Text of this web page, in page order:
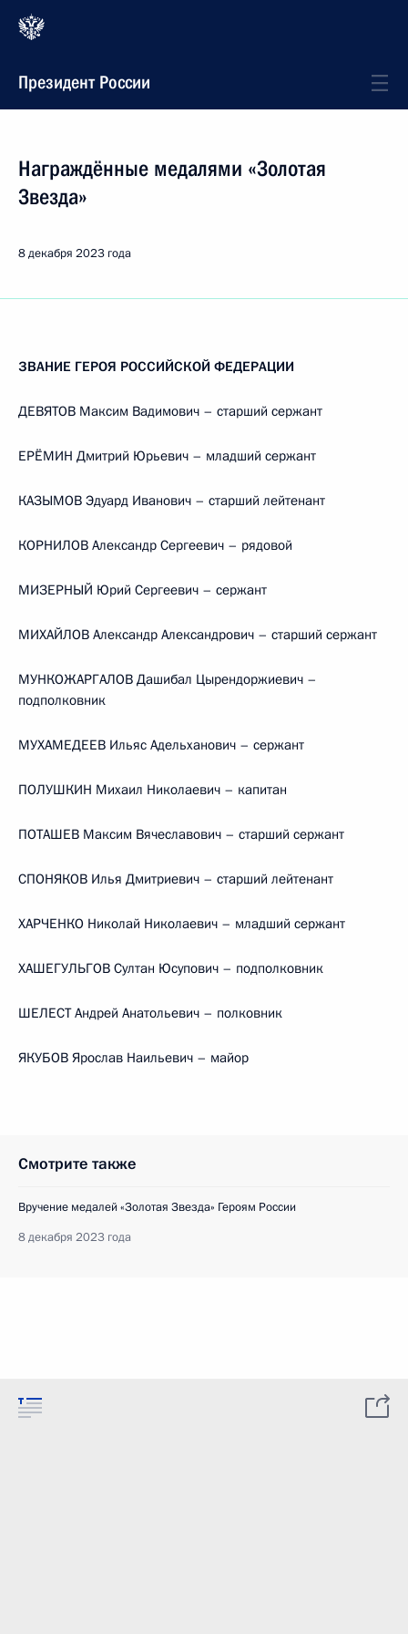
Президент России
Награждённые медалями «Золотая
Звезда»
8 декабря 2023 года
ЗВАНИЕ ГЕРОЯ РОССИЙСКОЙ ФЕДЕРАЦИИ
ДЕВЯТОВ Максим Вадимович – старший сержант
ЕРЁМИН Дмитрий Юрьевич – младший сержант
КАЗЫМОВ Эдуард Иванович – старший лейтенант
КОРНИЛОВ Александр Сергеевич – рядовой
МИЗЕРНЫЙ Юрий Сергеевич – сержант
МИХАЙЛОВ Александр Александрович – старший сержант
МУНКОЖАРГАЛОВ Дашибал Цырендоржиевич –
подполковник
МУХАМЕДЕЕВ Ильяс Адельханович – сержант
ПОЛУШКИН Михаил Николаевич – капитан
ПОТАШЕВ Максим Вячеславович – старший сержант
СПОНЯКОВ Илья Дмитриевич – старший лейтенант
ХАРЧЕНКО Николай Николаевич – младший сержант
ХАШЕГУЛЬГОВ Султан Юсупович – подполковник
ШЕЛЕСТ Андрей Анатольевич – полковник
ЯКУБОВ Ярослав Наильевич – майор
Смотрите также
Вручение медалей «Золотая Звезда» Героям России
8 декабря 2023 года